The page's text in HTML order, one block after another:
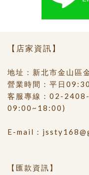
【店家資訊】
地址：新北市金山區
營業時間：平日
客服專線： 02-
09:00~18:00)
E-mail：
【匯款資訊】